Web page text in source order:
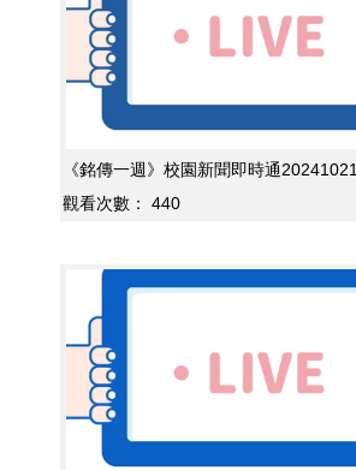
《銘傳一週》校園新聞即時通20241021
觀看次數：
440